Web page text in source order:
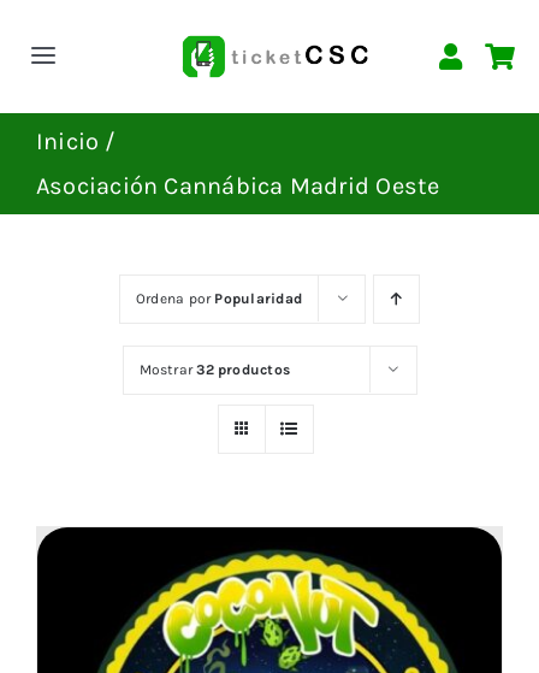
Toggle
Navigation
EVENTOS
Inicio
Asociación Cannábica Madrid Oeste
Ordena por Popularidad
Mostrar32 productos